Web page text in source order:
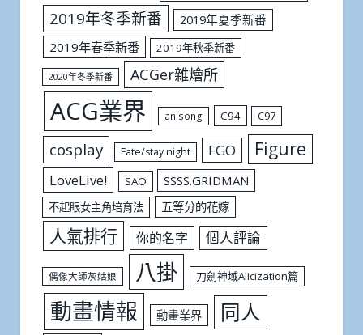
2019年冬季新番
2019年夏季新番
2019年春季新番
2019年秋季新番
2020年冬季新番 ACGer雜燴所
ACG業界 anisong C94 C97
cosplay Fate/stay night FGO Figure
LoveLive! SAO SSSS.GRIDMAN
不起眼女主角培育法 五等分的花嫁
人氣排行 你的名字 個人評論
偶像大師灰姑娘 八掛 刀劍神域Alicization篇
動畫情報 動畫業界 同人